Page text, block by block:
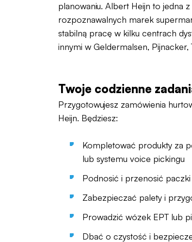
planowaniu. Albert Heijn to jedna
rozpoznawalnych marek
stabilną pracę w kilku centrach
innymi w Geldermalsen,
Twoje codzienne
Przygotowujesz zamówienia
Heijn. Będziesz:
Kompletować produkty za
lub systemu voice pickingu
Podnosić i przenosić
Zabezpieczać palety i
Prowadzić wózek EPT lub
Dbać o czystość i